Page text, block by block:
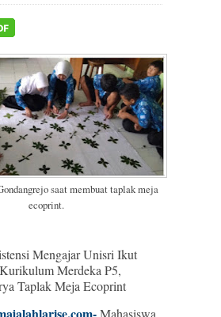
saat membuat taplak meja
ecoprint.
Mengajar Unisri Ikut
Merdeka P5,
Taplak Meja Ecoprint
Mahasiswa